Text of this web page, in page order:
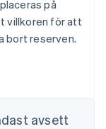
på
villkoren för att
bort reserven.
avsett